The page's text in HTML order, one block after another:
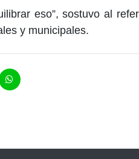
eso”, sostuvo al
y municipales.